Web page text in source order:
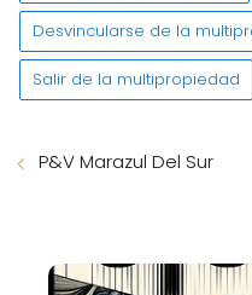
Desvincularse de la
Salir de la multipropiedad
P&V Marazul Del Sur